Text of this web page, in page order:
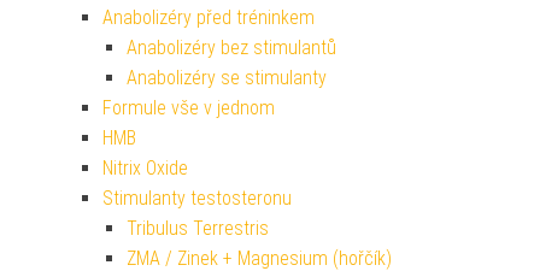
Anabolizéry před tréninkem
Anabolizéry bez stimulantů
Anabolizéry se stimulanty
Formule vše v jednom
HMB
Nitrix Oxide
Stimulanty testosteronu
Tribulus Terrestris
ZMA / Zinek + Magnesium (hořčík)